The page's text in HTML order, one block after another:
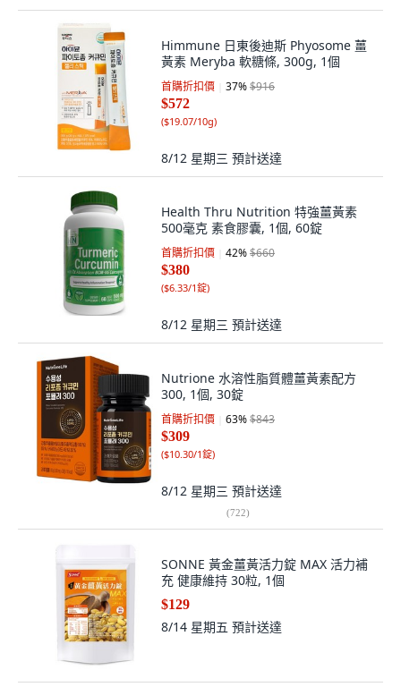
Himmune 日東後迪斯 Phyosome 薑
黃素 Meryba 軟糖條, 300g, 1個
首購折扣價 37%$916
$572
($19.07/10g)
8/12 星期三 預計送達
Health Thru Nutrition 特強薑黃素
500毫克 素食膠囊, 1個, 60錠
首購折扣價 42%$660
$380
($6.33/1錠)
8/12 星期三 預計送達
Nutrione 水溶性脂質體薑黃素配方
300, 1個, 30錠
首購折扣價 63%$843
$309
($10.30/1錠)
8/12 星期三 預計送達
(722)
SONNE 黃金薑黃活力錠 MAX 活力補
充 健康維持 30粒, 1個
$129
8/14 星期五 預計送達